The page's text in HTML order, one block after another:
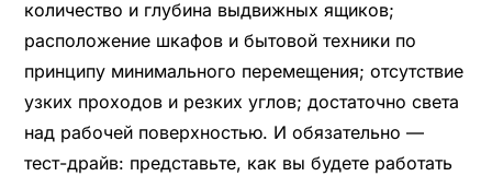
количество и глубина выдвижных ящиков;
расположение шкафов и бытовой техники по
принципу минимального перемещения; отсутствие
узких проходов и резких углов; достаточно света
над рабочей поверхностью. И обязательно —
тест-драйв: представьте, как вы будете работать